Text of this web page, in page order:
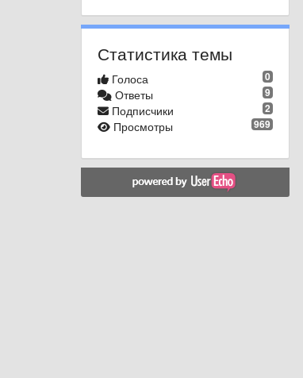
Статистика темы
0
Голоса
9
Ответы
2
Подписчики
969
Просмотры